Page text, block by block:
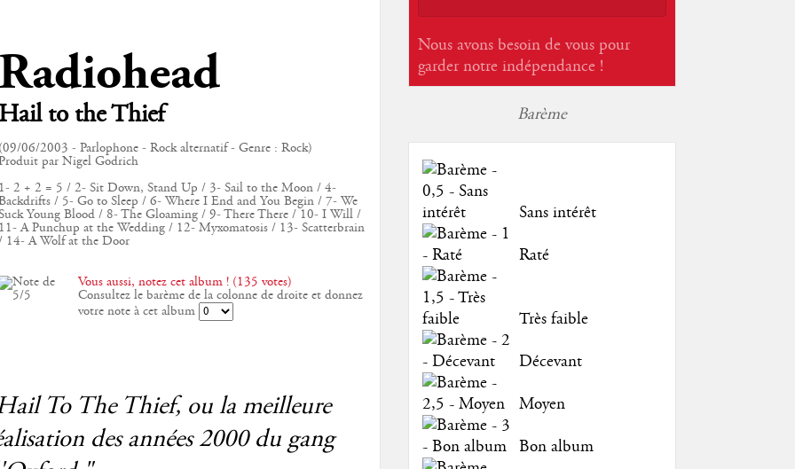
to the Thief
06/2003 - Parlophone - Rock alternatif - Genre : Rock)
par Nigel Godrich
2 + 2 = 5 / 2- Sit Down, Stand Up / 3- Sail to the Moon / 4-
/ 5- Go to Sleep / 6- Where I End and You Begin / 7- We
Young Blood / 8- The Gloaming / 9- There There / 10- I Will /
A Punchup at the Wedding / 12- Myxomatosis / 13- Scatterbrain
14- A Wolf at the Door
Vous aussi, notez cet album ! (135 votes)
Consultez le barème de la colonne de droite et donnez
votre note à cet album
To The Thief, ou la meilleure
des années 2000 du gang
Nous avons besoin de vous pour
garder notre indépendance !
Barème
Sans intérêt
Raté
Très faible
Décevant
Moyen
Bon album